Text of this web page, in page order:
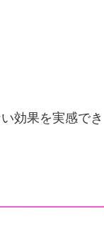
効果を実感でき